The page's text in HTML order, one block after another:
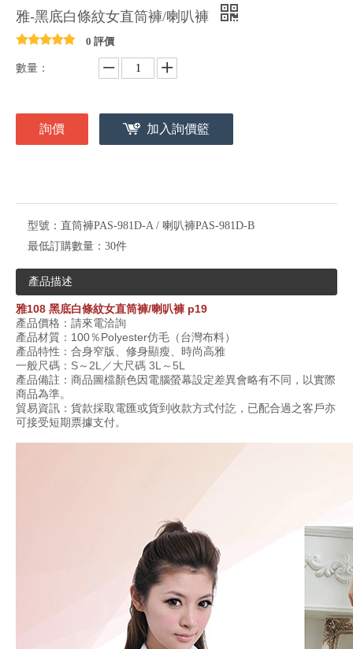
雅-黑底白條紋女直筒褲/喇叭褲
0 評價
數量：
詢價 加入詢價籃
型號： 直筒褲PAS-981D-A / 喇叭褲PAS-981D-B
最低訂購數量： 30件
產品描述
雅108 黑底白條紋女直筒褲/喇叭褲 p19
產品價格：請來電洽詢
產品材質： 100％Polyester仿毛（台灣布料）
產品特性：合身窄版、修身顯瘦、時尚高雅
一般尺碼：S～2L／大尺碼 3L～5L
產品備註：商品圖檔顏色因電腦螢幕設定差異會略有不同，以實際
商品為準。
貿易資訊：貨款採取電匯或貨到收款方式付訖，已配合過之客戶亦
可接受短期票據支付。